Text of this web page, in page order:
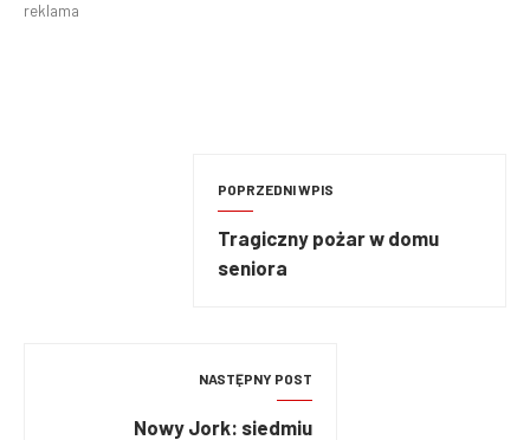
reklama
POPRZEDNI WPIS
Tragiczny pożar w domu
seniora
NASTĘPNY POST
Nowy Jork: siedmiu